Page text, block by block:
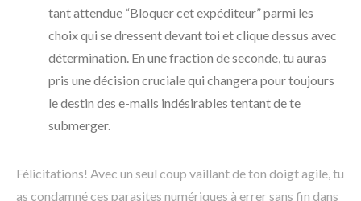
tant attendue “Bloquer cet expéditeur” parmi les
choix qui se dressent devant toi et clique dessus avec
détermination. En une fraction de seconde, tu auras
pris une décision cruciale qui changera pour toujours
le destin des e-mails indésirables tentant de te
submerger.
Félicitations! Avec un seul coup vaillant de ton doigt agile, tu
as condamné ces parasites numériques à errer sans fin dans